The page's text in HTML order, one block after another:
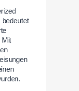
bedeutet
Mit